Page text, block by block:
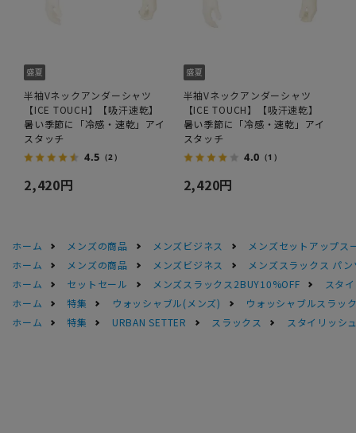
半袖Vネックアンダーシャツ
【ICE TOUCH】【吸汗速乾】
暑い季節に「冷感・速乾」アイ
スタッチ
4.5 （2）
2,420円
半袖Vネックアンダーシャツ
【ICE TOUCH】【吸汗速乾】
暑い季節に「冷感・速乾」アイ
スタッチ
4.0 （1）
2,420円
ホーム メンズの商品 メンズビジネス
メンズセットアップス
ホーム
メンズの商品 メンズビジネス
メンズスラックス パン
ホーム
セットセール メンズスラックス2BUY10%OFF
スタ
ホーム
特集 ウォッシャブル(メンズ)
ウォッシャブルスラッ
ホーム
特集 URBAN SETTER スラックス スタイリッシ